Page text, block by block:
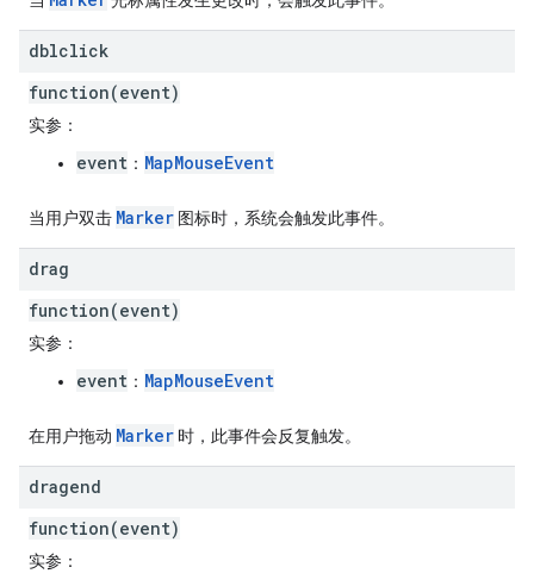
dblclick
function(event)
实参 ：
event ： MapMouseEvent
当用户双击 Marker 图标时，系统会触发此事件。
drag
function(event)
实参 ：
event ： MapMouseEvent
在用户拖动 Marker 时，此事件会反复触发。
dragend
function(event)
实参 ：